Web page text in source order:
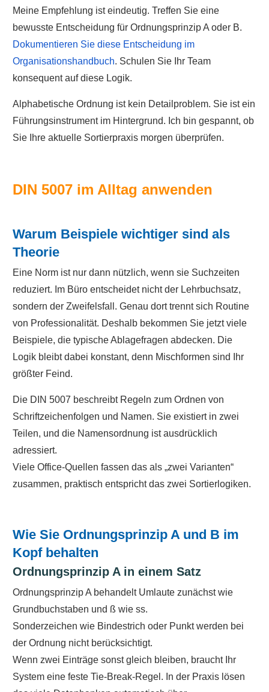
Meine Empfehlung ist eindeutig. Treffen Sie eine
bewusste Entscheidung für Ordnungsprinzip A oder B.
Dokumentieren Sie diese Entscheidung im
Organisationshandbuch. Schulen Sie Ihr Team
konsequent auf diese Logik.
Alphabetische Ordnung ist kein Detailproblem. Sie ist ein
Führungsinstrument im Hintergrund. Ich bin gespannt, ob
Sie Ihre aktuelle Sortierpraxis morgen überprüfen.
DIN 5007 im Alltag anwenden
Warum Beispiele wichtiger sind als
Theorie
Eine Norm ist nur dann nützlich, wenn sie Suchzeiten
reduziert. Im Büro entscheidet nicht der Lehrbuchsatz,
sondern der Zweifelsfall. Genau dort trennt sich Routine
von Professionalität. Deshalb bekommen Sie jetzt viele
Beispiele, die typische Ablagefragen abdecken. Die
Logik bleibt dabei konstant, denn Mischformen sind Ihr
größter Feind.
Die DIN 5007 beschreibt Regeln zum Ordnen von
Schriftzeichenfolgen und Namen. Sie existiert in zwei
Teilen, und die Namensordnung ist ausdrücklich
adressiert.
Viele Office-Quellen fassen das als „zwei Varianten“
zusammen, praktisch entspricht das zwei Sortierlogiken.
Wie Sie Ordnungsprinzip A und B im
Kopf behalten
Ordnungsprinzip A in einem Satz
Ordnungsprinzip A behandelt Umlaute zunächst wie
Grundbuchstaben und ß wie ss.
Sonderzeichen wie Bindestrich oder Punkt werden bei
der Ordnung nicht berücksichtigt.
Wenn zwei Einträge sonst gleich bleiben, braucht Ihr
System eine feste Tie-Break-Regel. In der Praxis lösen